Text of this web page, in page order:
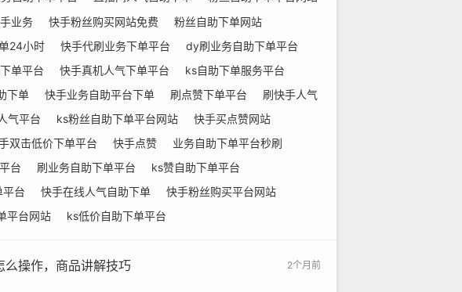
业务 快手粉丝购买网站免费
粉丝自助下单网站
24小时 快手代刷业务下单平台
dy刷业务自助下单平台
单平台 快手真机人气下单平台
ks自助下单服务平台
下单 快手业务自助平台下单 刷点赞下单平台
刷快手人气
气平台 ks粉丝自助下单平台网站
快手买点赞网站
双击低价下单平台 快手点赞
业务自助下单平台秒刷
台 刷业务自助下单平台
ks赞自助下单平台
平台 快手在线人气自助下单
快手粉丝购买平台网站
平台网站 ks低价自助下单平台
2个月前
么操作，商品讲解技巧